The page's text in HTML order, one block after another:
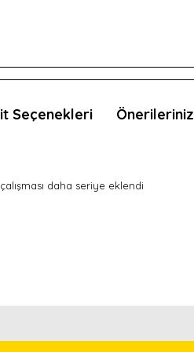
Seçenekleri Önerileriniz
daha seriye eklendi